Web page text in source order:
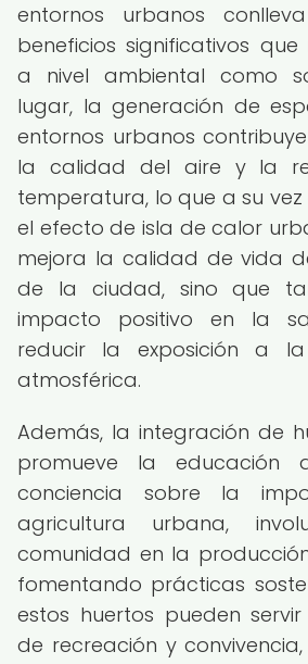
entornos urbanos
beneficios significativos
a nivel ambiental como
lugar, la generación de
entornos urbanos
la calidad del aire y la
temperatura, lo que a su
el efecto de isla de calor
mejora la calidad de vida
de la ciudad, sino que
impacto positivo en la
reducir la exposición a la
atmosférica.
Además, la integración de
promueve la educación
conciencia sobre la
agricultura urbana,
comunidad en la
fomentando prácticas
estos huertos pueden
de recreación y